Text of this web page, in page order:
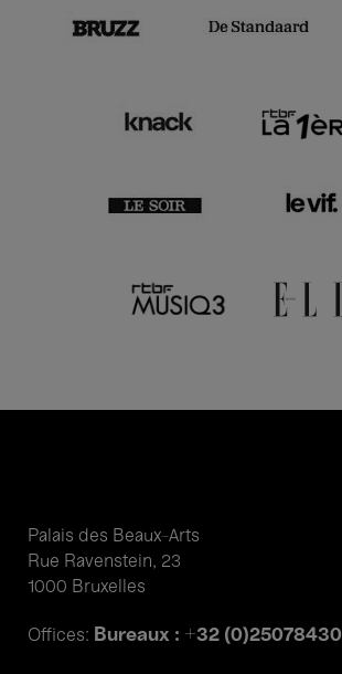
Palais des Beaux-Arts
Rue Ravenstein, 23
1000 Bruxelles
Offices: Bureaux : +32 (0)25078430